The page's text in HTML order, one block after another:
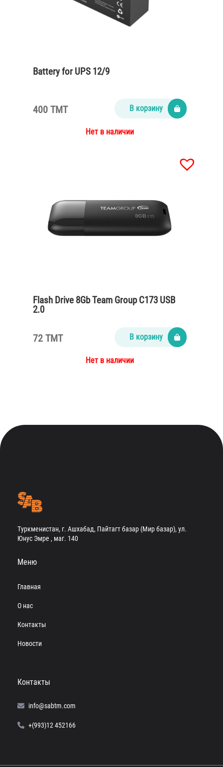
Battery for UPS 12/9
400 TMT В корзину
Нет в наличии
Flash Drive 8Gb Team Group C173 USB
2.0
72 TMT В корзину
Нет в наличии
Туркменистан, г. Ашхабад, Пайтагт базар (Мир базар), ул.
Юнус Эмре , маг. 140
Меню
Главная
О нас
Контакты
Новости
Контакты
info@sabtm.com
+(993)12 452166